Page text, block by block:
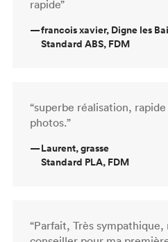
rapide”
—francois xavier, Digne les
Standard ABS, FDM
“superbe réalisation,
photos.”
—Laurent, grasse
Standard PLA, FDM
“Parfait, Très